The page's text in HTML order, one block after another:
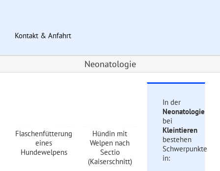
Kontakt & Anfahrt
Neonatologie
Flaschenfütterung
eines
Hundewelpens
Hündin mit
Welpen nach
Sectio
(Kaiserschnitt)
In der
Neonatologie
bei
Kleintieren
bestehen
Schwerpunkte
in: